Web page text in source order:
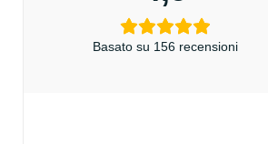
Basato su 156 recensioni